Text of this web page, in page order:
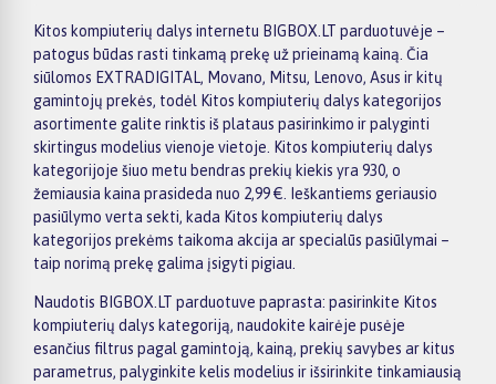
Kitos kompiuterių dalys internetu BIGBOX.LT parduotuvėje –
patogus būdas rasti tinkamą prekę už prieinamą kainą. Čia
siūlomos EXTRADIGITAL, Movano, Mitsu, Lenovo, Asus ir kitų
gamintojų prekės, todėl Kitos kompiuterių dalys kategorijos
asortimente galite rinktis iš plataus pasirinkimo ir palyginti
skirtingus modelius vienoje vietoje. Kitos kompiuterių dalys
kategorijoje šiuo metu bendras prekių kiekis yra 930, o
žemiausia kaina prasideda nuo 2,99 €. Ieškantiems geriausio
pasiūlymo verta sekti, kada Kitos kompiuterių dalys
kategorijos prekėms taikoma akcija ar specialūs pasiūlymai –
taip norimą prekę galima įsigyti pigiau.
Naudotis BIGBOX.LT parduotuve paprasta: pasirinkite Kitos
kompiuterių dalys kategoriją, naudokite kairėje pusėje
esančius filtrus pagal gamintoją, kainą, prekių savybes ar kitus
parametrus, palyginkite kelis modelius ir išsirinkite tinkamiausią